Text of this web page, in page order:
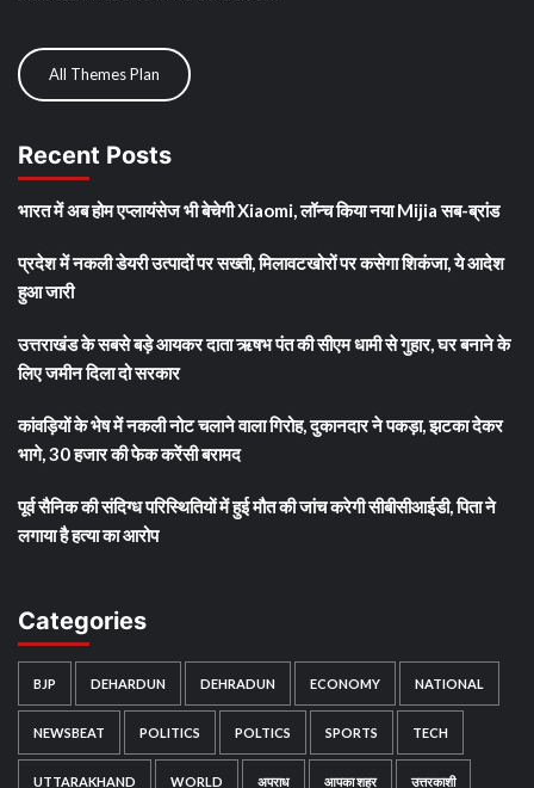
All Themes Plan
Recent Posts
भारत में अब होम एप्लायंसेज भी बेचेगी Xiaomi, लॉन्च किया नया Mijia सब-ब्रांड
प्रदेश में नकली डेयरी उत्पादों पर सख्ती, मिलावटखोरों पर कसेगा शिकंजा, ये आदेश
हुआ जारी
उत्तराखंड के सबसे बड़े आयकर दाता ऋषभ पंत की सीएम धामी से गुहार, घर बनाने के
लिए जमीन दिला दो सरकार
कांवड़ियों के भेष में नकली नोट चलाने वाला गिरोह, दुकानदार ने पकड़ा, झटका देकर
भागे, 30 हजार की फेक करेंसी बरामद
पूर्व सैनिक की संदिग्ध परिस्थितियों में हुई मौत की जांच करेगी सीबीसीआईडी, पिता ने
लगाया है हत्या का आरोप
Categories
BJP DEHARDUN DEHRADUN ECONOMY NATIONAL
NEWSBEAT POLITICS POLTICS SPORTS TECH
UTTARAKHAND WORLD अपराध आपका शहर उत्तरकाशी